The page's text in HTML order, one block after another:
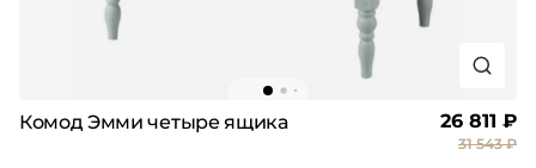
Комод Эмми четыре ящика 26 811 ₽
31 543 ₽